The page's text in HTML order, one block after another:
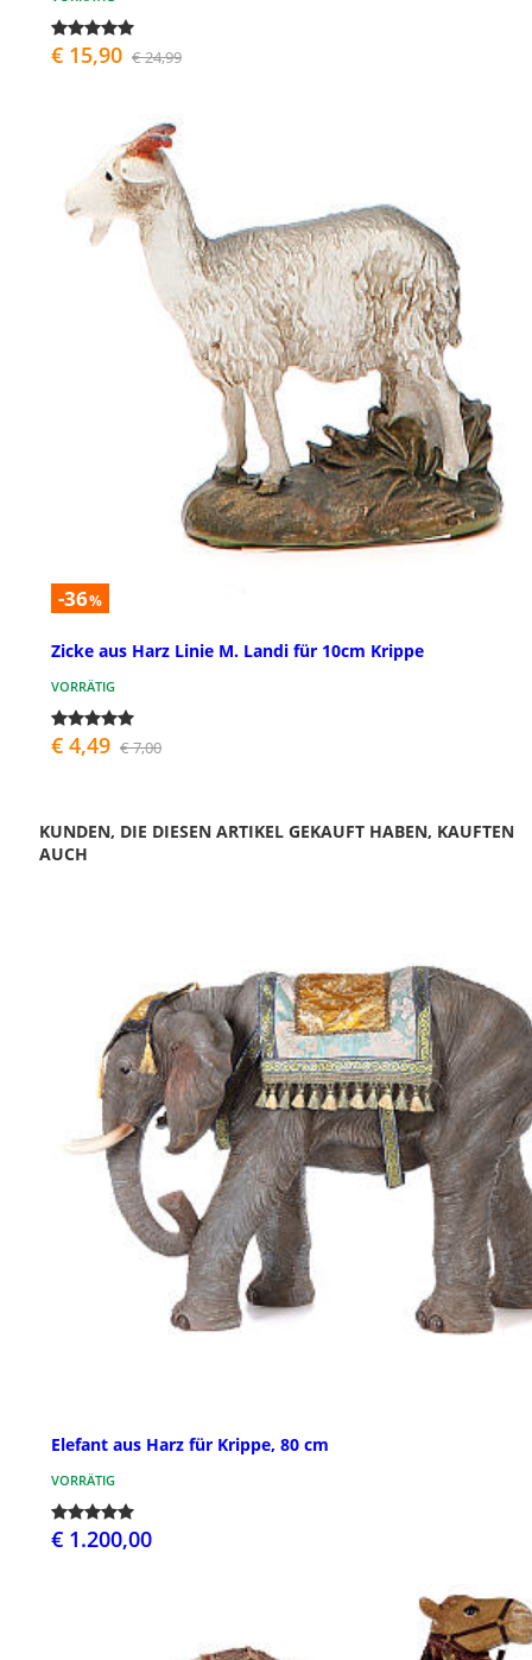
€ 15,90 € 24,99
-36%
Zicke aus Harz Linie M. Landi für 10cm Krippe
VORRÄTIG
€ 4,49 € 7,00
KUNDEN, DIE DIESEN ARTIKEL GEKAUFT HABEN, KAUFTEN
AUCH
Elefant aus Harz für Krippe, 80 cm
VORRÄTIG
€ 1.200,00